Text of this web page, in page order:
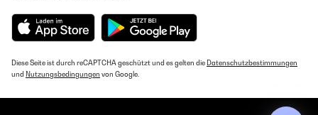
Diese Seite ist durch reCAPTCHA geschützt und es gelten die Datenschutzbestimmungen
und Nutzungsbedingungen von Google.